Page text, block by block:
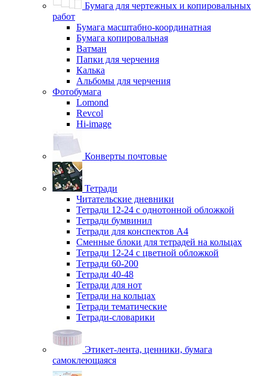
Бумага для чертежных и копировальных
работ
Бумага масштабно-координатная
Бумага копировальная
Ватман
Папки для черчения
Калька
Альбомы для черчения
Фотобумага
Lomond
Revcol
Hi-image
Конверты почтовые
Тетради
Читательские дневники
Тетради 12-24 с однотонной обложкой
Тетради бумвинил
Тетради для конспектов А4
Сменные блоки для тетрадей на кольцах
Тетради 12-24 с цветной обложкой
Тетради 60-200
Тетради 40-48
Тетради для нот
Тетради на кольцах
Тетради тематические
Тетради-словарики
Этикет-лента, ценники, бумага
самоклеющаяся